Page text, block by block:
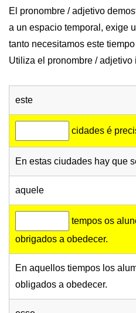
El pronombre / adjetivo
a un espacio temporal, exige
tanto necesitamos este
Utiliza el pronombre / adjetivo
este
cidades é
En estas ciudades hay que
aquele
tempos os
obrigados a obedecer.
En aquellos tiempos los
obligados a obedecer.